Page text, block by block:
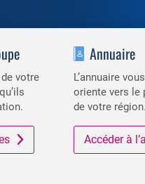
votre
Annuaire
L’annuaire
oriente vers le
de votre région.
Accéder à